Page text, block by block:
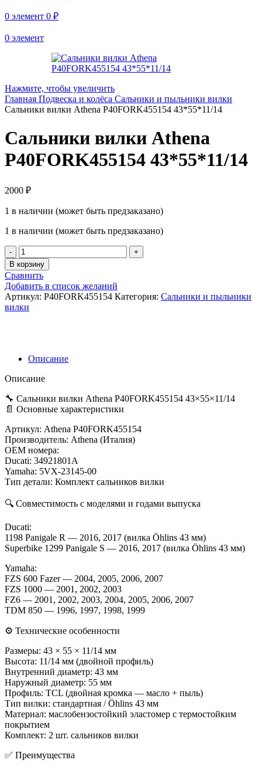
0 элемент 0 ₽
0 элемент
Нажмите, чтобы увеличить
Главная Подвеска и колёса Сальники и пыльники вилки
Сальники вилки Athena P40FORK455154 43*55*11/14
Сальники вилки Athena
P40FORK455154 43*55*11/14
2000 ₽
1 в наличии (может быть предзаказано)
1 в наличии (может быть предзаказано)
Количество
товара
Сальники
вилки
Athena
P40FORK455154
43*55*11/14
В корзину
Сравнить
Добавить в список желаний
Артикул: P40FORK455154 Категория: Сальники и пыльники
вилки
Описание
Описание
🔧 Сальники вилки Athena P40FORK455154 43×55×11/14
📄 Основные характеристики
Артикул: Athena P40FORK455154
Производитель: Athena (Италия)
OEM номера:
Ducati: 34921801A
Yamaha: 5VX-23145-00
Тип детали: Комплект сальников вилки
🔍 Совместимость с моделями и годами выпуска
Ducati:
1198 Panigale R — 2016, 2017 (вилка Öhlins 43 мм)
Superbike 1299 Panigale S — 2016, 2017 (вилка Öhlins 43 мм)
Yamaha:
FZS 600 Fazer — 2004, 2005, 2006, 2007
FZS 1000 — 2001, 2002, 2003
FZ6 — 2001, 2002, 2003, 2004, 2005, 2006, 2007
TDM 850 — 1996, 1997, 1998, 1999
⚙️ Технические особенности
Размеры: 43 × 55 × 11/14 мм
Высота: 11/14 мм (двойной профиль)
Внутренний диаметр: 43 мм
Наружный диаметр: 55 мм
Профиль: TCL (двойная кромка — масло + пыль)
Тип вилки: стандартная / Öhlins 43 мм
Материал: маслобензостойкий эластомер с термостойким
покрытием
Комплект: 2 шт. сальников вилки
✅ Преимущества